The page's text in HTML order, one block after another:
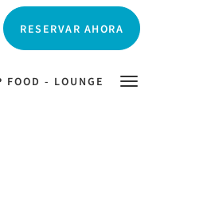
RESERVAR AHORA
FOOD - LOUNGE